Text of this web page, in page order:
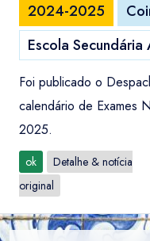
2024-2025
Escola
Foi publicado o
calendário de Exames
2025.
ok
Detalhe & notícia
original